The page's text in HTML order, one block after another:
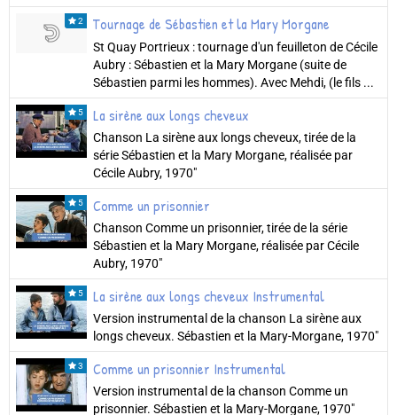
2 Tournage de Sébastien et la Mary Morgane
St Quay Portrieux : tournage d'un feuilleton de Cécile
Aubry : Sébastien et la Mary Morgane (suite de
Sébastien parmi les hommes). Avec Mehdi, (le fils ...
5 La sirène aux longs cheveux
Chanson La sirène aux longs cheveux, tirée de la
série Sébastien et la Mary Morgane, réalisée par
Cécile Aubry, 1970"
5 Comme un prisonnier
Chanson Comme un prisonnier, tirée de la série
Sébastien et la Mary Morgane, réalisée par Cécile
Aubry, 1970"
5 La sirène aux longs cheveux Instrumental
Version instrumental de la chanson La sirène aux
longs cheveux. Sébastien et la Mary-Morgane, 1970"
3 Comme un prisonnier Instrumental
Version instrumental de la chanson Comme un
prisonnier. Sébastien et la Mary-Morgane, 1970"